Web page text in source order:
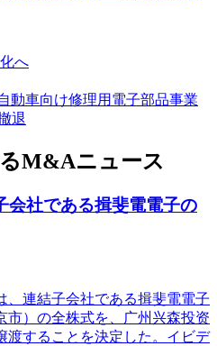
へ
動車向け修理用電子部品事業
退
M&Aニュース
会社である揖斐電電子の
、連結子会社である揖斐電電子
市）の全株式を、广州兴森投资
渡することを決定した。イビデ